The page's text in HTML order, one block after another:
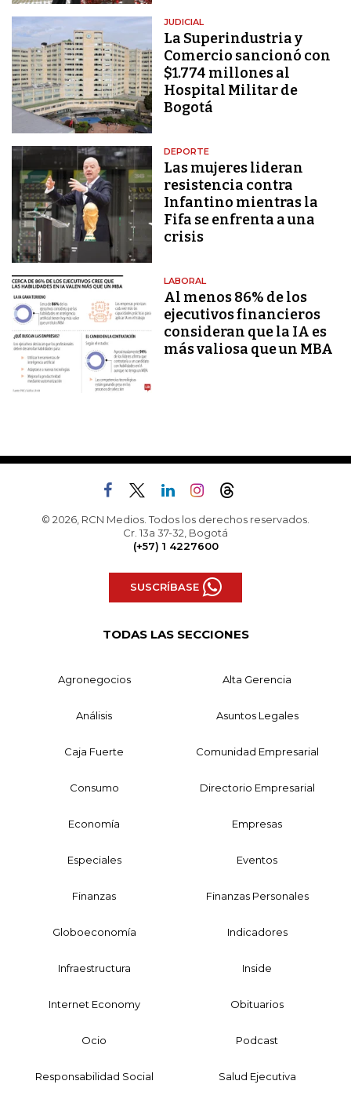
JUDICIAL
La Superindustria y
Comercio sancionó con
$1.774 millones al
Hospital Militar de
Bogotá
DEPORTE
Las mujeres lideran
resistencia contra
Infantino mientras la
Fifa se enfrenta a una
crisis
LABORAL
Al menos 86% de los
ejecutivos financieros
consideran que la IA es
más valiosa que un MBA
© 2026, RCN Medios. Todos los derechos reservados.
Cr. 13a 37-32, Bogotá
(+57) 1 4227600
SUSCRÍBASE
TODAS LAS SECCIONES
Agronegocios Alta Gerencia
Análisis Asuntos Legales
Caja Fuerte Comunidad Empresarial
Consumo Directorio Empresarial
Economía Empresas
Especiales Eventos
Finanzas Finanzas Personales
Globoeconomía Indicadores
Infraestructura Inside
Internet Economy Obituarios
Ocio Podcast
Responsabilidad Social Salud Ejecutiva